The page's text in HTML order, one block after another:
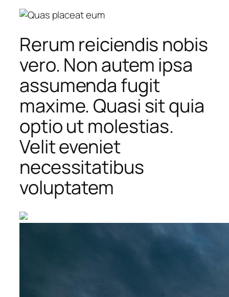
Rerum reiciendis nobis
vero. Non autem ipsa
assumenda fugit
maxime. Quasi sit quia
optio ut molestias.
Velit eveniet
necessitatibus
voluptatem